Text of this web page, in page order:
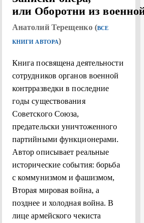
или Оборотни из
Анатолий Терещенко (ВСЕ
КНИГИ АВТОРА)
Книга посвящена деятельности
сотрудников органов военной
контрразведки в последние
годы существования
Советского Союза,
предательски уничтоженного
партийными функционерами.
Автор описывает реальные
исторические события: борьба
с коммунизмом и фашизмом,
Вторая мировая война, а
позднее и холодная война. В
лице армейского чекиста